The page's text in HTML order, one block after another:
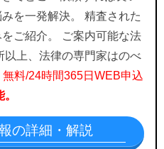
を一発解決。 精査された
ご紹介。 ご案内可能な法
上、法律の専門家はのべ
料/24時間365日WEB申込
の詳細・解説